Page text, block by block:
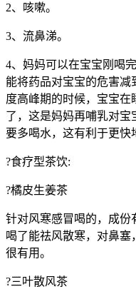
2、咳嗽。
3、流鼻涕。
4、妈妈可以在宝宝刚喝
能将药品对宝宝的危害减
度高峰期的时候，宝宝在
了，这是妈妈再哺乳对
要多喝水，这有利于更快
?食疗型茶饮:
?橘皮生姜茶
针对风寒感冒喝的，成份
喝了能祛风散寒，对鼻
很有用。
?三叶散风茶